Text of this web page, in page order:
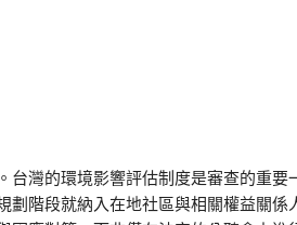
灣的環境影響評估制度是審查的重要
階段就納入在地社區與相關權益關係